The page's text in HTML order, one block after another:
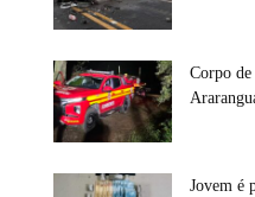
Corpo
Jovem é